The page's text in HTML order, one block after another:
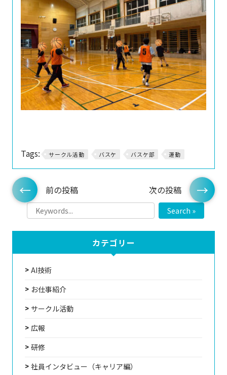
Tags: サークル活動 バスケ バスケ部 運動
前の投稿 次の投稿
Search »
カテゴリー
AI技術
お仕事紹介
サークル活動
広報
研修
社員インタビュー（キャリア編）